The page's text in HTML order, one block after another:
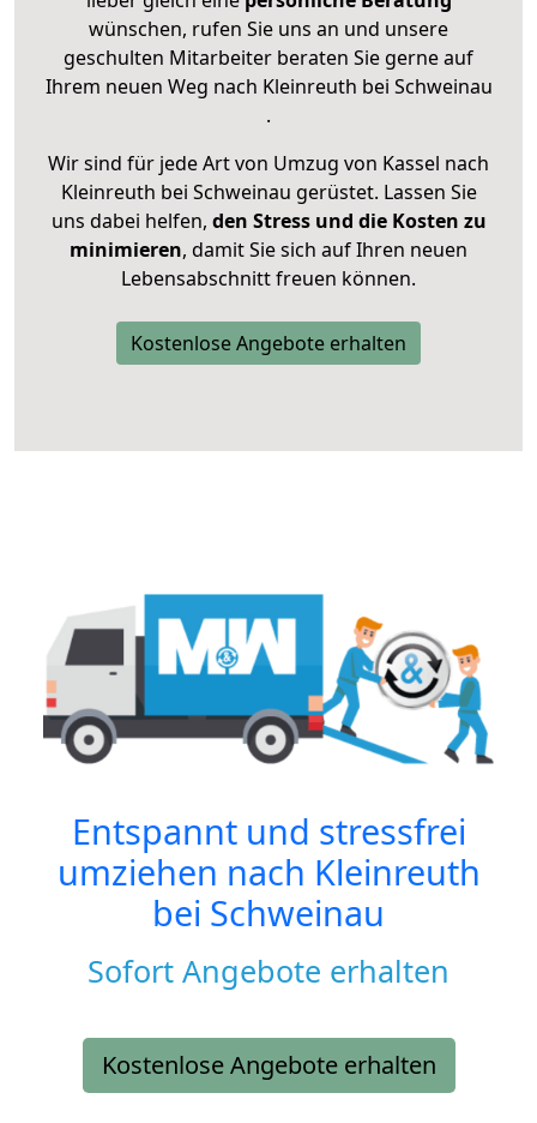
wünschen, rufen Sie uns an und unsere
geschulten Mitarbeiter beraten Sie gerne auf
Ihrem neuen Weg nach Kleinreuth bei Schweinau
.
Wir sind für jede Art von Umzug von Kassel nach
Kleinreuth bei Schweinau gerüstet. Lassen Sie
uns dabei helfen, den Stress und die Kosten zu
minimieren, damit Sie sich auf Ihren neuen
Lebensabschnitt freuen können.
Kostenlose Angebote erhalten
Entspannt und stressfrei
umziehen nach Kleinreuth
bei Schweinau
Sofort Angebote erhalten
Kostenlose Angebote erhalten